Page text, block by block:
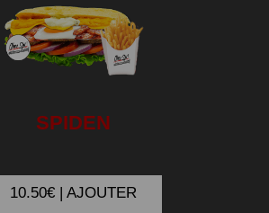
SPIDEN
10.50€ | AJOUTER